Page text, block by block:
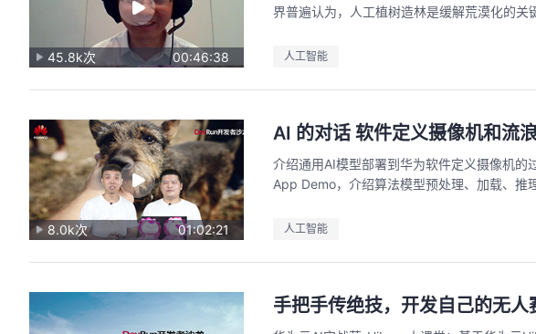
45.8k次 00:46:38
界普遍认为，人工植树造林是缓解荒漠化的关
人工智能
8.0k次 01:02:21
AI 的对话 软件定义摄像机和流
介绍通用AI模型部署到华为软件定义摄像机
App Demo，介绍算法模型预处理、加载、推
人工智能
手把手传绝技，开发自己的无人